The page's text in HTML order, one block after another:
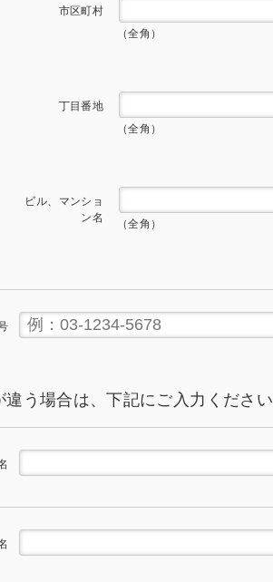
市区町村
（全角）
丁目番地
（全角）
ビル、マンショ
ン名
（全角）
う場合は、下記にご入力ください